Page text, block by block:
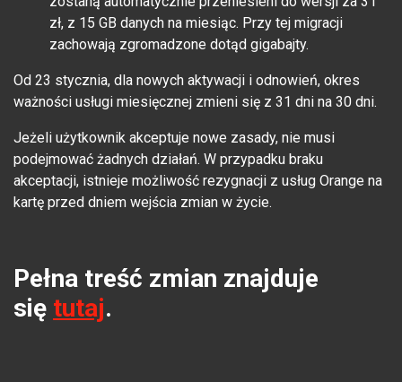
zł, z 15 GB danych na miesiąc. Przy tej migracji
zachowają zgromadzone dotąd gigabajty.
Od 23 stycznia, dla nowych aktywacji i odnowień, okres
ważności usługi miesięcznej zmieni się z 31 dni na 30 dni.
Jeżeli użytkownik akceptuje nowe zasady, nie musi
podejmować żadnych działań. W przypadku braku
akceptacji, istnieje możliwość rezygnacji z usług Orange na
kartę przed dniem wejścia zmian w życie.
Pełna treść zmian znajduje
się tutaj.